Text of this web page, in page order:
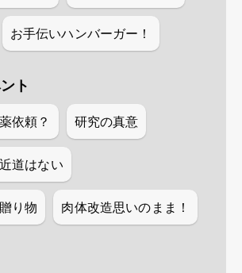
お手伝いハンバーガー！
ト
依頼？ 研究の真意
道はない
り物 肉体改造思いのまま！